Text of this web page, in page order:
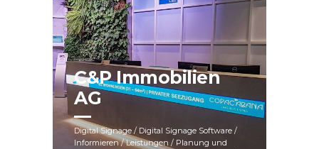
C&P Immobilien
AG
Digital Signage / Digital Signage Software /
Informieren / Leistungen / Planung und